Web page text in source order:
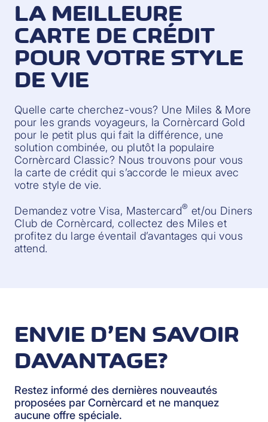
LA MEILLEURE
CARTE DE CRÉDIT
POUR VOTRE STYLE
DE VIE
Quelle carte cherchez-vous? Une Miles & More
pour les grands voyageurs, la Cornèrcard Gold
pour le petit plus qui fait la différence, une
solution combinée, ou plutôt la populaire
Cornèrcard Classic? Nous trouvons pour vous
la carte de crédit qui s’accorde le mieux avec
votre style de vie.
Demandez votre Visa, Mastercard® et/ou Diners
Club de Cornèrcard, collectez des Miles et
profitez du large éventail d’avantages qui vous
attend.
ENVIE D’EN SAVOIR
DAVANTAGE?
Restez informé des dernières nouveautés
proposées par Cornèrcard et ne manquez
aucune offre spéciale.